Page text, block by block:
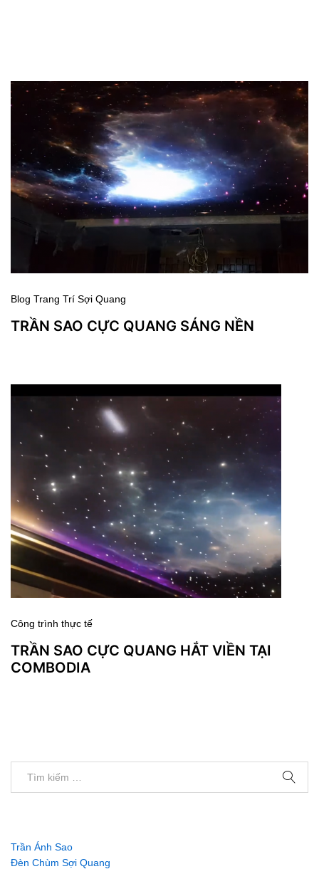
Blog Trang Trí Sợi Quang
TRẦN SAO CỰC QUANG SÁNG NỀN
Công trình thực tế
TRẦN SAO CỰC QUANG HẮT VIỀN TẠI
COMBODIA
Trần Ánh Sao
Đèn Chùm Sợi Quang